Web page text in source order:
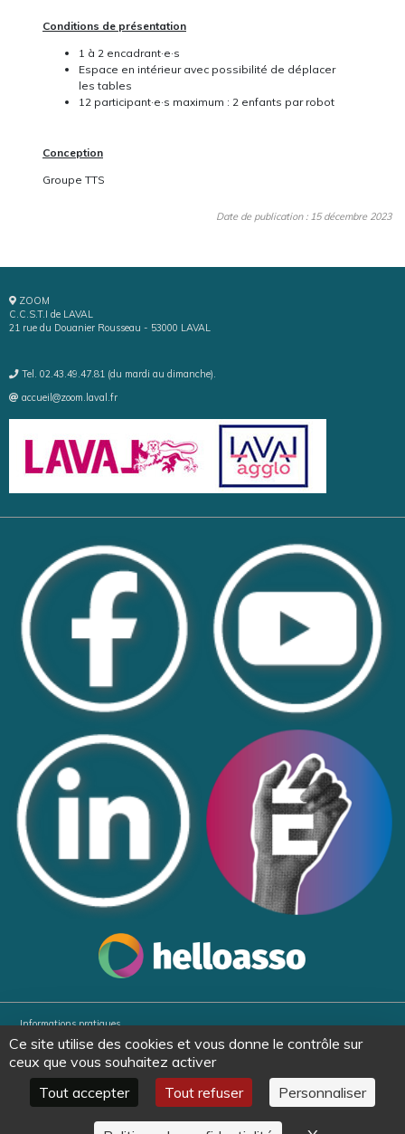
Ce site utilise des cookies et vous donne le contrôle sur
ceux que vous souhaitez activer
Tout accepter
Tout refuser Personnaliser
Conditions de présentation
1 à 2 encadrant·e·s
Espace en intérieur avec possibilité de déplacer
les tables
12 participant·e·s maximum : 2 enfants par robot
Conception
Groupe TTS
Date de publication : 15 décembre 2023
ZOOM
C.C.S.T.I de LAVAL
21 rue du Douanier Rousseau - 53000 LAVAL
Tel. 02.43.49.47.81 (du mardi au dimanche).
accueil@zoom.laval.fr
Informations pratiques
Partenaires
Plan du site
Politique de confidentialité et mentions légales